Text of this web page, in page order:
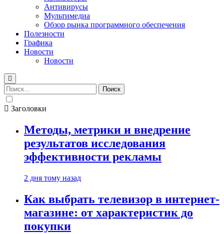
Антивирусы
Мультимедиа
Обзор рынка программного обеспечения
Полезности
Графика
Новости
Новости
Найти:
Заголовки
Методы, метрики и внедрение
результатов исследования
эффективности рекламы
2 дня тому назад
Как выбрать телевизор в интернет-
магазине: от характеристик до
покупки